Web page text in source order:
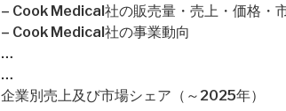
– Cook Medical社の販売量・売上・価格・
– Cook Medical社の事業動向
…
…
企業別売上及び市場シェア（～2025年）